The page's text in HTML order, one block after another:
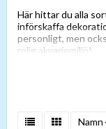
Här hittar du alla
införskaffa
personligt, men
rolig akvariemiljö!
Namn